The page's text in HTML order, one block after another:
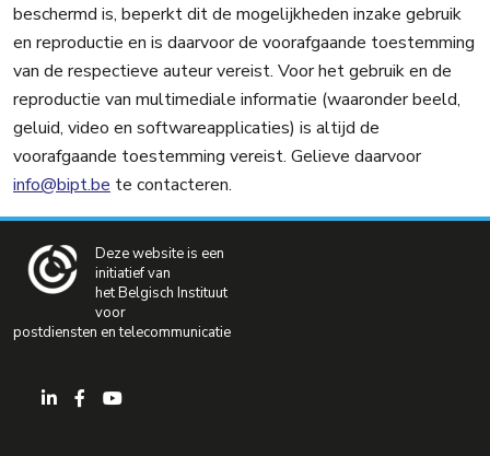
beschermd is, beperkt dit de mogelijkheden inzake gebruik
en reproductie en is daarvoor de voorafgaande toestemming
van de respectieve auteur vereist. Voor het gebruik en de
reproductie van multimediale informatie (waaronder beeld,
geluid, video en softwareapplicaties) is altijd de
voorafgaande toestemming vereist. Gelieve daarvoor
info@bipt.be te contacteren.
Deze website is een
initiatief van
het Belgisch Instituut
voor
postdiensten en telecommunicatie